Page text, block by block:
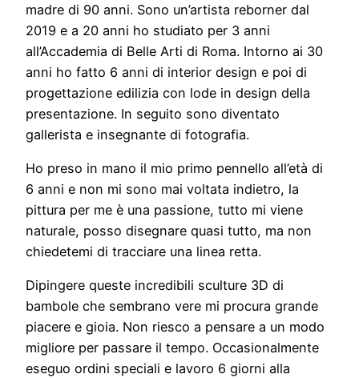
madre di 90 anni. Sono un’artista reborner dal
2019 e a 20 anni ho studiato per 3 anni
all’Accademia di Belle Arti di Roma. Intorno ai 30
anni ho fatto 6 anni di interior design e poi di
progettazione edilizia con lode in design della
presentazione. In seguito sono diventato
gallerista e insegnante di fotografia.
Ho preso in mano il mio primo pennello all’età di
6 anni e non mi sono mai voltata indietro, la
pittura per me è una passione, tutto mi viene
naturale, posso disegnare quasi tutto, ma non
chiedetemi di tracciare una linea retta.
Dipingere queste incredibili sculture 3D di
bambole che sembrano vere mi procura grande
piacere e gioia. Non riesco a pensare a un modo
migliore per passare il tempo. Occasionalmente
eseguo ordini speciali e lavoro 6 giorni alla